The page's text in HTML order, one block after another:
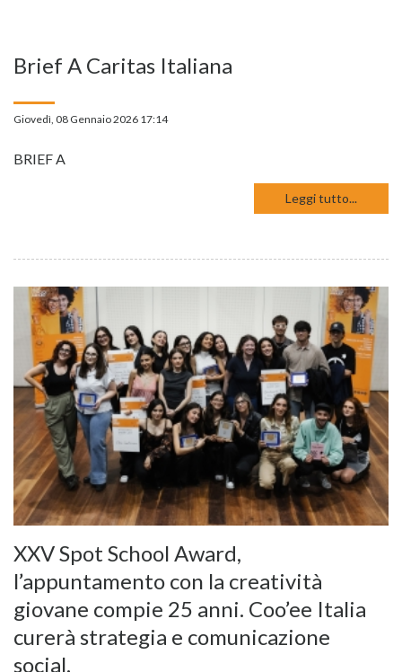
Brief A Caritas Italiana
Giovedì, 08 Gennaio 2026 17:14
BRIEF A
Leggi tutto...
XXV Spot School Award,
l’appuntamento con la creatività
giovane compie 25 anni. Coo’ee Italia
curerà strategia e comunicazione
social.